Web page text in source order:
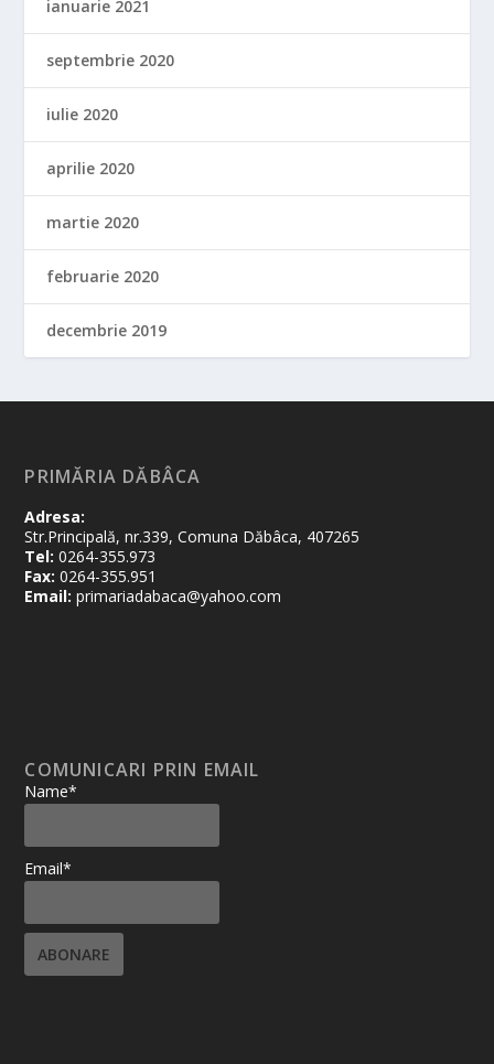
ianuarie 2021
septembrie 2020
iulie 2020
aprilie 2020
martie 2020
februarie 2020
decembrie 2019
PRIMĂRIA DĂBÂCA
Adresa:
Str.Principală, nr.339, Comuna Dăbâca, 407265
Tel: 0264-355.973
Fax: 0264-355.951
Email: primariadabaca@yahoo.com
COMUNICARI PRIN EMAIL
Name*
Email*